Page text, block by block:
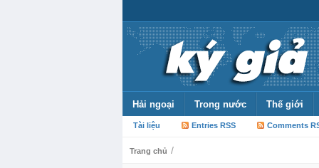
Hải ngoại Trong nước Thế giới
Tài liệu Entries RSS Comments
Trang chủ /